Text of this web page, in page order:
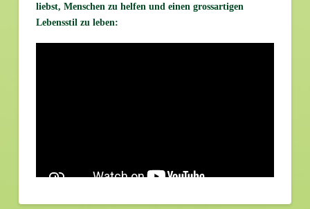
liebst, Menschen zu helfen und einen grossartigen
Lebensstil zu leben: